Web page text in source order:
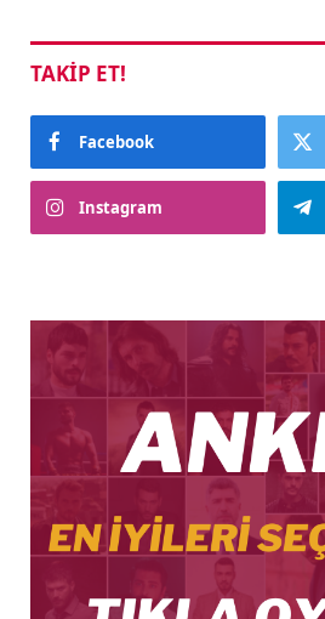
TAKIP ET!
Facebook
Instagram